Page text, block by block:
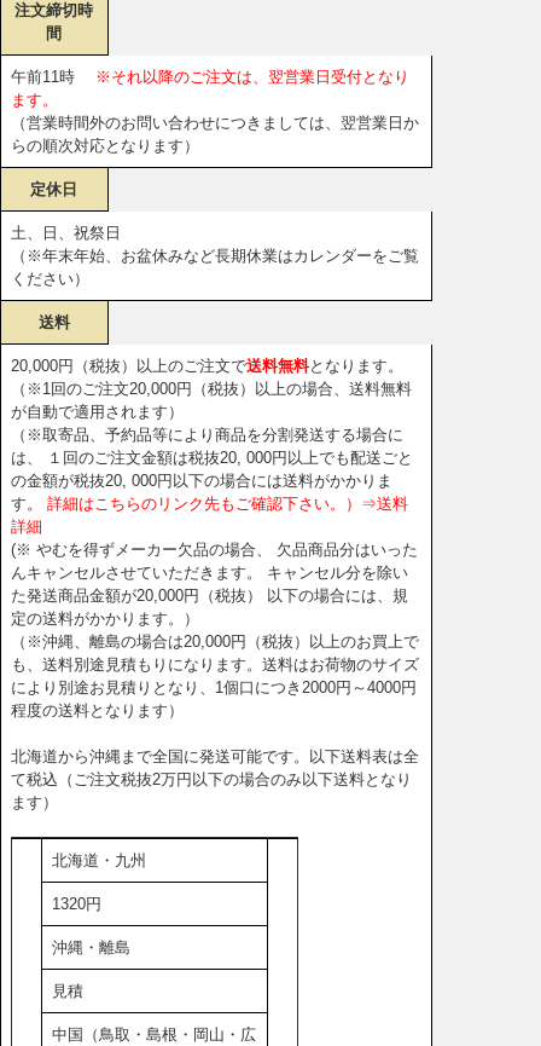
注文締切時
間
午前11時
※それ以降のご注文は、翌営業日受付となり
ます。
（営業時間外のお問い合わせにつきましては、翌営業日か
らの順次対応となります）
定休日
土、日、祝祭日
（※年末年始、お盆休みなど長期休業はカレンダーをご覧
ください）
送料
20,000円（税抜）以上のご注文で送料無料となります。
（※1回のご注文20,000円（税抜）以上の場合、送料無料
が自動で適用されます）
（※取寄品、予約品等により商品を分割発送する場合に
は、 １回のご注文金額は税抜20, 000円以上でも配送ごと
の金額が税抜20, 000円以下の場合には送料がかかりま
す。
詳細はこちらのリンク先もご確認下さい。）⇒送料
詳細
(※ やむを得ずメーカー欠品の場合、 欠品商品分はいった
んキャンセルさせていただきます。 キャンセル分を除い
た発送商品金額が20,000円（税抜） 以下の場合には、規
定の送料がかかります。）
（※沖縄、離島の場合は20,000円（税抜）以上のお買上で
も、送料別途見積もりになります。送料はお荷物のサイズ
により別途お見積りとなり、1個口につき2000円～4000円
程度の送料となります）
北海道から沖縄まで全国に発送可能です。以下送料表は全
て税込（ご注文税抜2万円以下の場合のみ以下送料となり
ます）
北海道・九州
1320円
沖縄・離島
見積
中国（鳥取・島根・岡山・広